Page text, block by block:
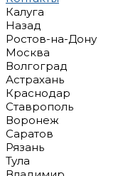
Калуга
Назад
Ростов-на-Дону
Москва
Волгоград
Астрахань
Краснодар
Ставрополь
Воронеж
Саратов
Рязань
Тула